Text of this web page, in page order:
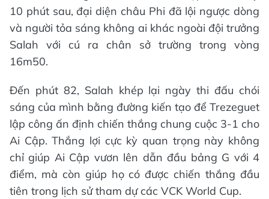
10 phút sau, đại diện châu Phi đã lội ngược dòng
và người tỏa sáng không ai khác ngoài đội trưởng
Salah với cú ra chân sở trường trong vòng
16m50.
Đến phút 82, Salah khép lại ngày thi đấu chói
sáng của mình bằng đường kiến tạo để Trezeguet
lập công ấn định chiến thắng chung cuộc 3-1 cho
Ai Cập. Thắng lợi cực kỳ quan trọng này không
chỉ giúp Ai Cập vươn lên dẫn đầu bảng G với 4
điểm, mà còn giúp họ có được chiến thắng đầu
tiên trong lịch sử tham dự các VCK World Cup.